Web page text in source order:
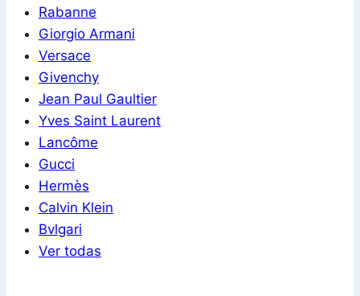
Rabanne
Giorgio Armani
Versace
Givenchy
Jean Paul Gaultier
Yves Saint Laurent
Lancôme
Gucci
Hermès
Calvin Klein
Bvlgari
Ver todas